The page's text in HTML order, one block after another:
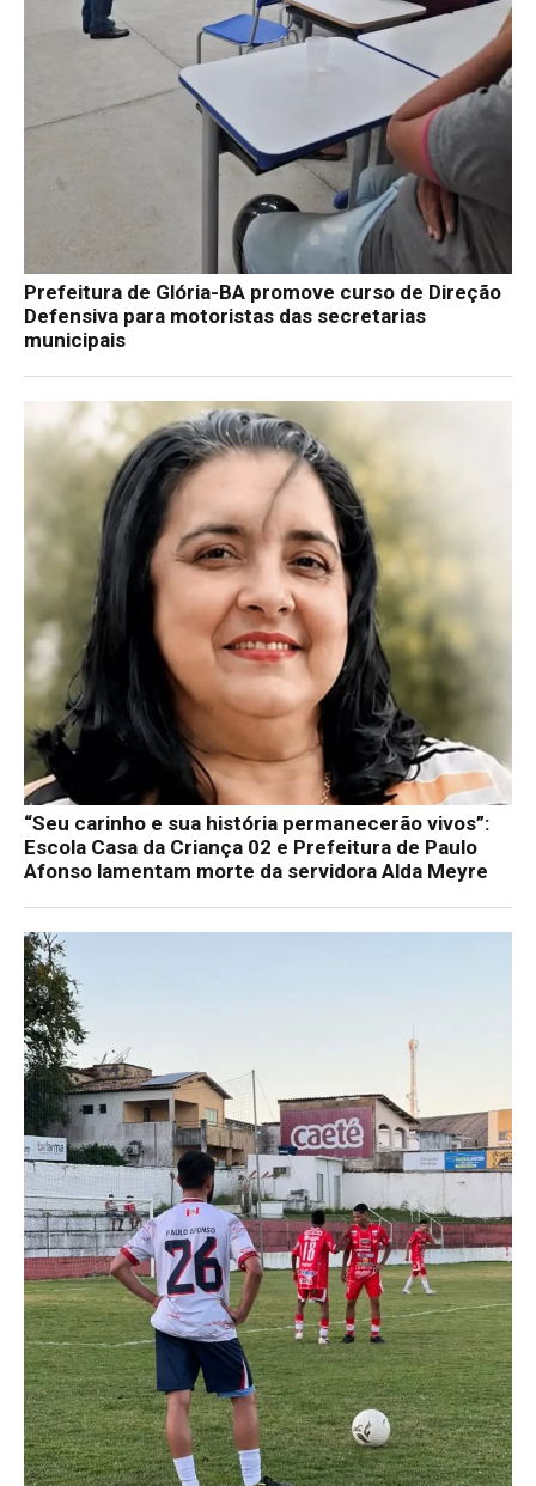
Prefeitura de Glória-BA promove curso de Direção
Defensiva para motoristas das secretarias
municipais
“Seu carinho e sua história permanecerão vivos”:
Escola Casa da Criança 02 e Prefeitura de Paulo
Afonso lamentam morte da servidora Alda Meyre